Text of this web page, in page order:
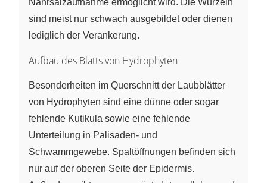
sind meist nur schwach ausgebildet oder dienen
lediglich der Verankerung.
Aufbau des Blatts von Hydrophyten
Besonderheiten im Querschnitt der Laubblätter
von Hydrophyten sind eine dünne oder sogar
fehlende Kutikula sowie eine fehlende
Unterteilung in Palisaden- und
Schwammgewebe. Spaltöffnungen befinden sich
nur auf der oberen Seite der Epidermis.